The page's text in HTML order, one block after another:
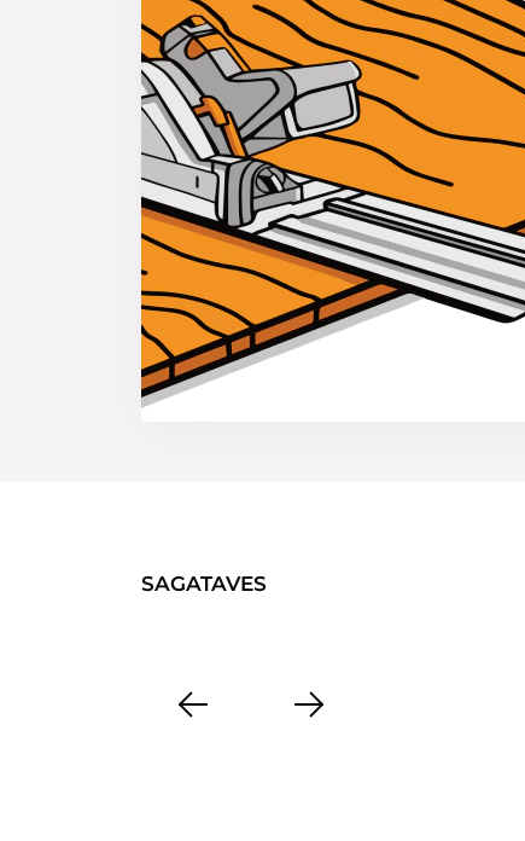
SAGATAVES